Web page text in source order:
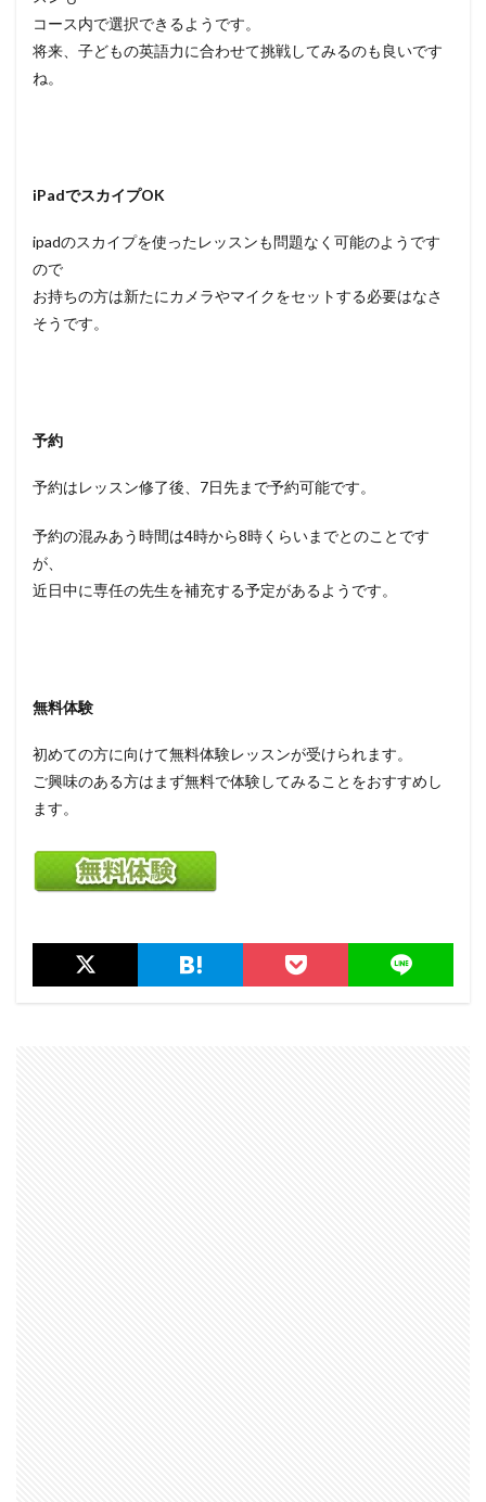
コース内で選択できるようです。
将来、子どもの英語力に合わせて挑戦してみるのも良いです
ね。
iPadでスカイプOK
ipadのスカイプを使ったレッスンも問題なく可能のようです
ので
お持ちの方は新たにカメラやマイクをセットする必要はなさ
そうです。
予約
予約はレッスン修了後、7日先まで予約可能です。
予約の混みあう時間は4時から8時くらいまでとのことです
が、
近日中に専任の先生を補充する予定があるようです。
無料体験
初めての方に向けて無料体験レッスンが受けられます。
ご興味のある方はまず無料で体験してみることをおすすめし
ます。